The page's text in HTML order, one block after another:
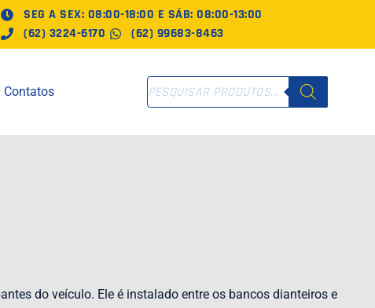
SEG A SEX: 08:00-18:00 E SÁB: 08:00-13:00
(62) 3224-6170
(62) 99683-8463
Contatos
PESQUISAR
PRODUTOS
do veículo. Ele é instalado entre os bancos dianteiros e